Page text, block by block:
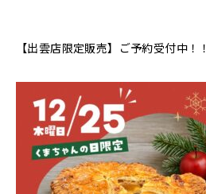
【出雲店限定販売】ご予約受付中！！